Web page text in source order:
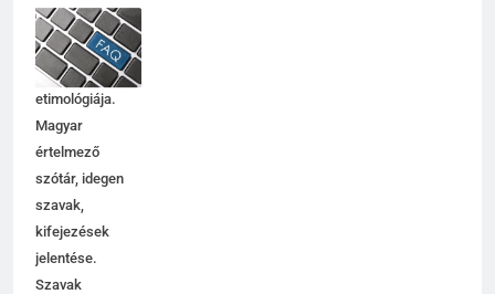
szóösszetételek
jelentése,
magyarázata,
használata,
etimológiája.
Magyar
értelmező
szótár, idegen
szavak,
kifejezések
jelentése.
6
7